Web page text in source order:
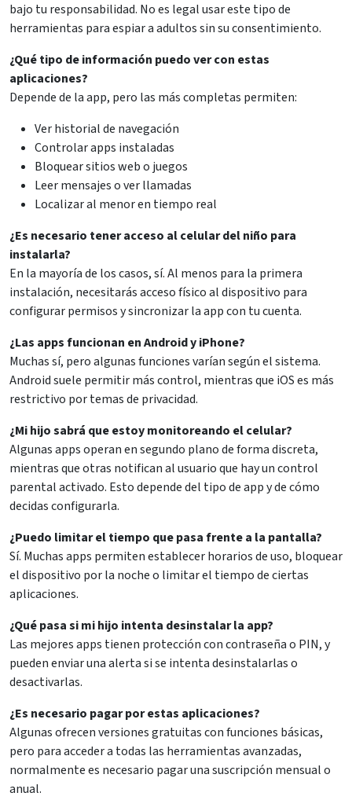
bajo tu responsabilidad. No es legal usar este tipo de
herramientas para espiar a adultos sin su consentimiento.
¿Qué tipo de información puedo ver con estas
aplicaciones?
Depende de la app, pero las más completas permiten:
Ver historial de navegación
Controlar apps instaladas
Bloquear sitios web o juegos
Leer mensajes o ver llamadas
Localizar al menor en tiempo real
¿Es necesario tener acceso al celular del niño para
instalarla?
En la mayoría de los casos, sí. Al menos para la primera
instalación, necesitarás acceso físico al dispositivo para
configurar permisos y sincronizar la app con tu cuenta.
¿Las apps funcionan en Android y iPhone?
Muchas sí, pero algunas funciones varían según el sistema.
Android suele permitir más control, mientras que iOS es más
restrictivo por temas de privacidad.
¿Mi hijo sabrá que estoy monitoreando el celular?
Algunas apps operan en segundo plano de forma discreta,
mientras que otras notifican al usuario que hay un control
parental activado. Esto depende del tipo de app y de cómo
decidas configurarla.
¿Puedo limitar el tiempo que pasa frente a la pantalla?
Sí. Muchas apps permiten establecer horarios de uso, bloquear
el dispositivo por la noche o limitar el tiempo de ciertas
aplicaciones.
¿Qué pasa si mi hijo intenta desinstalar la app?
Las mejores apps tienen protección con contraseña o PIN, y
pueden enviar una alerta si se intenta desinstalarlas o
desactivarlas.
¿Es necesario pagar por estas aplicaciones?
Algunas ofrecen versiones gratuitas con funciones básicas,
pero para acceder a todas las herramientas avanzadas,
normalmente es necesario pagar una suscripción mensual o
anual.